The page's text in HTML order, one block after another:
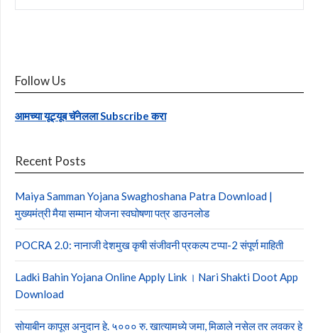
Follow Us
आमच्या यूट्यूब चॅनेलला Subscribe करा
Recent Posts
Maiya Samman Yojana Swaghoshana Patra Download |
मुख्यमंत्री मैया सम्मान योजना स्वघोषणा पत्र डाउनलोड
POCRA 2.0: नानाजी देशमुख कृषी संजीवनी प्रकल्प टप्पा-2 संपूर्ण माहिती
Ladki Bahin Yojana Online Apply Link । Nari Shakti Doot App
Download
सोयाबीन कापूस अनुदान हे. ५००० रु. खात्यामध्ये जमा, मिळाले नसेल तर लवकर हे